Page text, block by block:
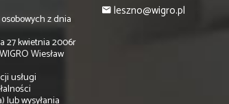
z dnia
27 kwietnia 2006r
Wiesław
usługi
leszno@wigro.pl